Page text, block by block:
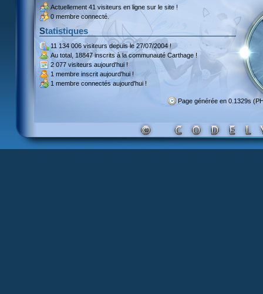
Actuellement 41 visiteurs en ligne sur le site !
0 membre connecté.
Statistiques
11 134 006 visiteursdepuis le 27/07/2004 !
Au total, 18847 inscritsà la communauté Carthage !
2 077 visiteurs aujourd'hui !
1 membre inscrit aujourd'hui !
1 membre connectés aujourd'hui !
Page générée en 0.1329s